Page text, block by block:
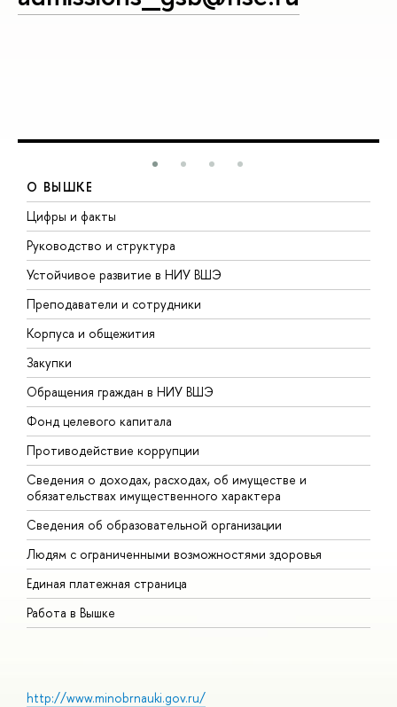
О ВЫШКЕ
Цифры и факты
Руководство и структура
Устойчивое развитие в НИУ ВШЭ
Преподаватели и сотрудники
Корпуса и общежития
Закупки
Обращения граждан в НИУ ВШЭ
Фонд целевого капитала
Противодействие коррупции
Сведения о доходах, расходах, об имуществе и
обязательствах имущественного характера
Сведения об образовательной организации
Людям с ограниченными возможностями здоровья
Единая платежная страница
Работа в Вышке
http://www.minobrnauki.gov.ru/